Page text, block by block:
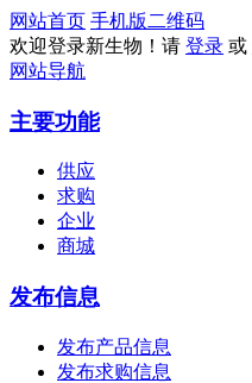
网站首页 手机版 二维码
欢迎登录新生物！请 登录 或
网站导航
主要功能
供应
求购
企业
商城
发布信息
发布产品信息
发布求购信息